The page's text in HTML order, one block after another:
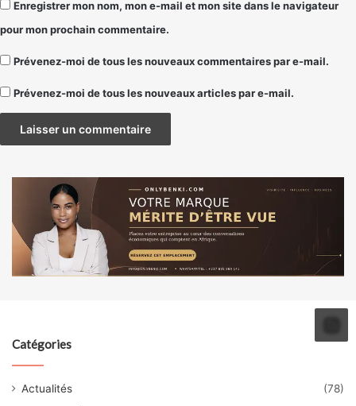
Enregistrer mon nom, mon e-mail et mon site dans le navigateur
pour mon prochain commentaire.
Prévenez-moi de tous les nouveaux commentaires par e-mail.
Prévenez-moi de tous les nouveaux articles par e-mail.
Catégories
Actualités
(78)